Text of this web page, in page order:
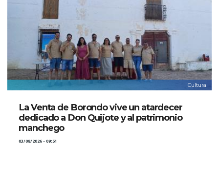
Cultura
La Venta de Borondo vive un atardecer
dedicado a Don Quijote y al patrimonio
manchego
03/08/2026 - 09:51